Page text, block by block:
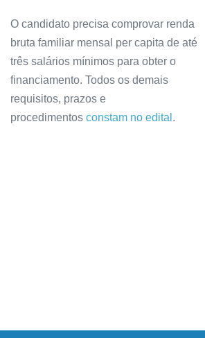
O candidato precisa comprovar renda
bruta familiar mensal per capita de até
três salários mínimos para obter o
financiamento. Todos os demais
requisitos, prazos e
procedimentos constam no edital .